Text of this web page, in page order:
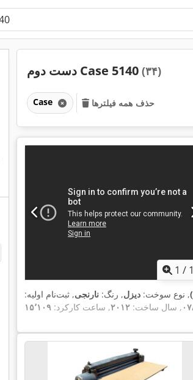
دست دوم Case 5140 (۳۴)
Case حذف همه فیلترها
1 /
, نوع سوخت: دیزل, رنگ: نارنجی, ثبت‌نام اولیه:
, سال ساخت: ۲۰۱۲, ساعت کارکرد: